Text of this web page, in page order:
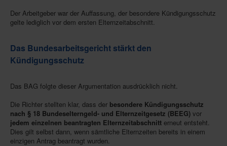
Der Arbeitgeber war der Auffassung, der besondere Kündigungsschutz
gelte lediglich vor dem ersten Elternzeitabschnitt.
Das Bundesarbeitsgericht stärkt den
Kündigungsschutz
Das BAG folgte dieser Argumentation ausdrücklich nicht.
Die Richter stellten klar, dass der besondere Kündigungsschutz
nach § 18 Bundeselterngeld- und Elternzeitgesetz (BEEG) vor
jedem einzelnen beantragten Elternzeitabschnitt erneut entsteht.
Dies gilt selbst dann, wenn sämtliche Elternzeiten bereits in einem
einzigen Antrag beantragt wurden.